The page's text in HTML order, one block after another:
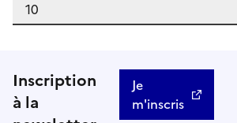
Inscription
à la
Je
m'inscris